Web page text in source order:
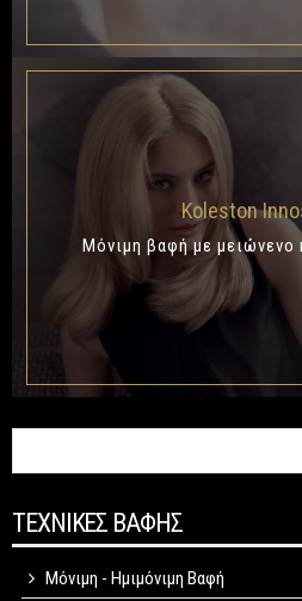
Koleston
Μόνιμη βαφή με μειώνενο
ΤΕΧΝΙΚΕΣ ΒΑΦΗΣ
Μόνιμη - Ημιμόνιμη Βαφή